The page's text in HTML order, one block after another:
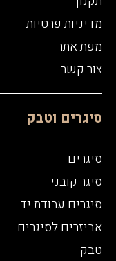
מדיניות פרטיות
מפת אתר
צור קשר
סיגרים וטבק
סיגרים
סיגר קובני
סיגרים עבודת יד
אביזרים לסיגרים
טבק